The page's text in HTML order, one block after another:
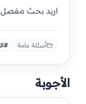
اريد بحث مفصل
أسئلة عامة
الأجوبة